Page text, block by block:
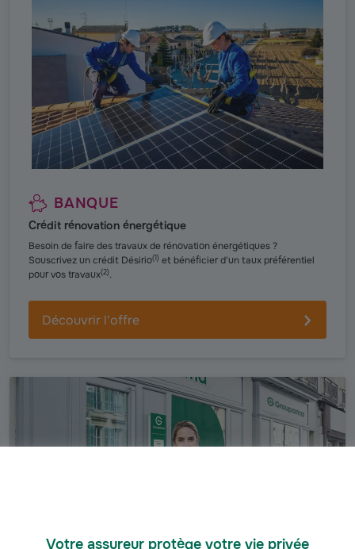
Votre assureur protège votre vie privée
BANQUE
Crédit rénovation énergétique
Besoin de faire des travaux de rénovation énergétiques ?
Souscrivez un crédit Désirio(1) et bénéficier d'un taux préférentiel
pour vos travaux(2).
Découvrir l'offre